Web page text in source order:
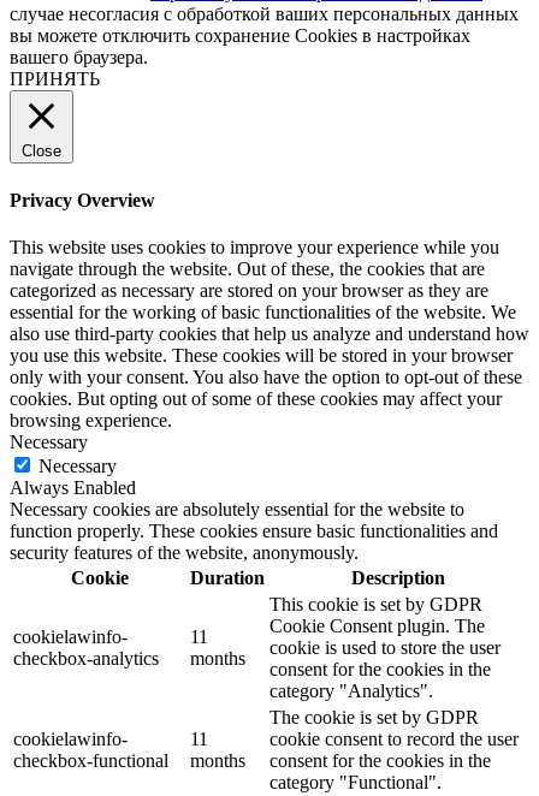
случае несогласия с обработкой ваших персональных данных
вы можете отключить сохранение Cookies в настройках
вашего браузера.
ПРИНЯТЬ
Close
Privacy Overview
This website uses cookies to improve your experience while you
navigate through the website. Out of these, the cookies that are
categorized as necessary are stored on your browser as they are
essential for the working of basic functionalities of the website. We
also use third-party cookies that help us analyze and understand how
you use this website. These cookies will be stored in your browser
only with your consent. You also have the option to opt-out of these
cookies. But opting out of some of these cookies may affect your
browsing experience.
Necessary
Necessary
Always Enabled
Necessary cookies are absolutely essential for the website to
function properly. These cookies ensure basic functionalities and
security features of the website, anonymously.
Cookie
Duration Description
cookielawinfo-
checkbox-analytics
11
months
This cookie is set by GDPR
Cookie Consent plugin. The
cookie is used to store the user
consent for the cookies in the
category "Analytics".
cookielawinfo-
checkbox-functional
11
months
The cookie is set by GDPR
cookie consent to record the user
consent for the cookies in the
category "Functional".